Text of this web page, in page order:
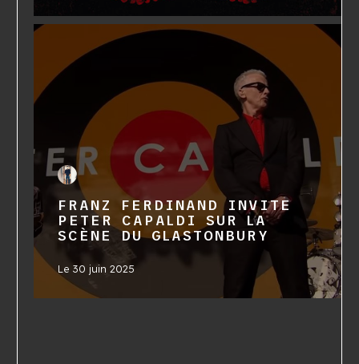
FRANZ FERDINAND INVITE
PETER CAPALDI SUR LA
SCÈNE DU GLASTONBURY
Le30 juin 2025